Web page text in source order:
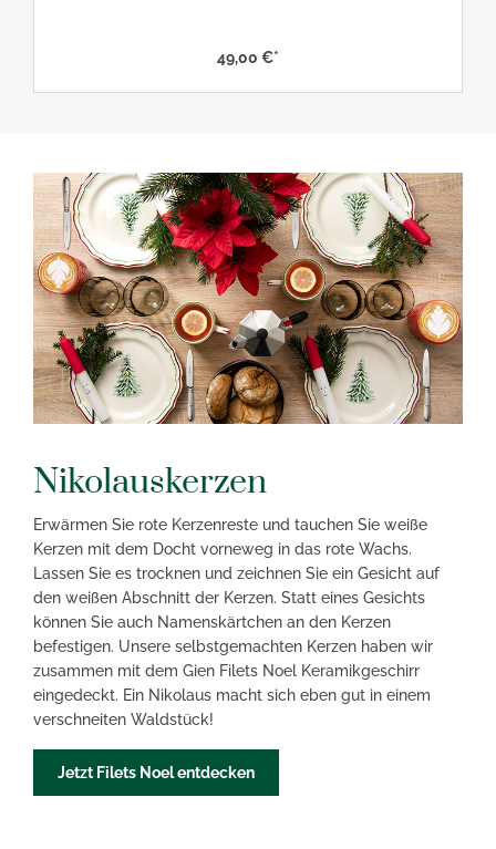
49,00 €*
Nikolauskerzen
Erwärmen Sie rote Kerzenreste und tauchen Sie weiße
Kerzen mit dem Docht vorneweg in das rote Wachs.
Lassen Sie es trocknen und zeichnen Sie ein Gesicht auf
den weißen Abschnitt der Kerzen. Statt eines Gesichts
können Sie auch Namenskärtchen an den Kerzen
befestigen. Unsere selbstgemachten Kerzen haben wir
zusammen mit dem Gien Filets Noel Keramikgeschirr
eingedeckt. Ein Nikolaus macht sich eben gut in einem
verschneiten Waldstück!
Jetzt Filets Noel entdecken